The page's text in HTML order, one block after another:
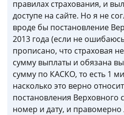
правилах страхования, и
доступе на сайте. Но я не
вроде бы постановление
2013 года (если не
прописано, что страховая
сумму выплаты и обязана
сумму по КАСКО, то есть 1
насколько это верно
постановления Верховного
номер и дату, и правомерно